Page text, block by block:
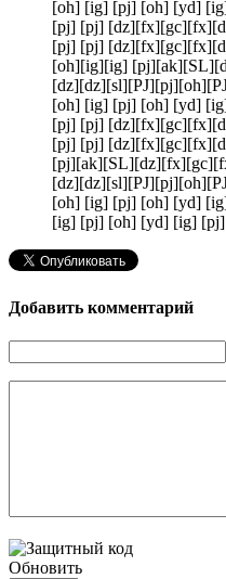
[oh] [ig] [pj] [oh] [yd]
[pj] [pj]
[pj] [pj]
[oh][ig][ig]
[oh] [ig] [pj] [oh] [yd]
[pj] [pj]
[pj] [pj]
[oh] [ig] [pj] [oh] [yd]
[ig] [pj] [oh] [yd] [ig]
Добавить комментарий
Обновить